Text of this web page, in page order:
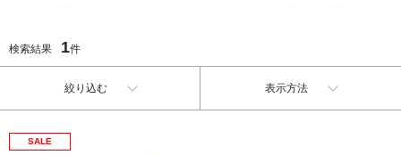
検索結果 1件
絞り込む 表示方法
SALE